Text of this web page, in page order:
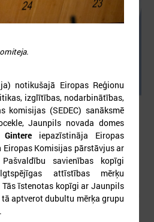
seminārā “Stiprinot vietējās
Cēsīs
ar Cēsu novada pašvaldību
vietējās kopienas krīzē: proaktīva
Ukrainas un ES pašvaldībām”, kas
līdz 15.30
notikušajā Eiropas Reģionu
izglītības, nodarbinātības,
komisijas (SEDEC) sanāksmē
Jaunpils novada domes
iepazīstināja Eiropas
Komisijas pārstāvjus ar
savienības kopīgi
attīstības mērķu
īstenotas kopīgi ar Jaunpils
aptverot dubultu mērķa grupu